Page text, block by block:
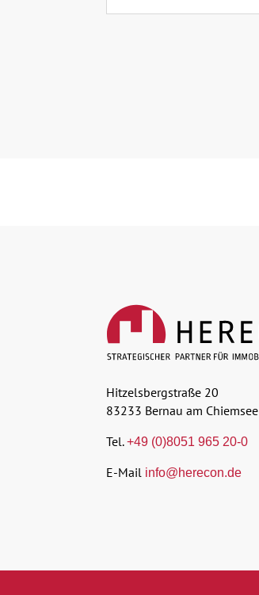
Hitzelsbergstraße 20
83233 Bernau am Chiemsee
Tel.+49 (0)8051 965 20-0
E-Mail info@herecon.de